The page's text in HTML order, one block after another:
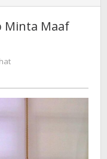
Minta Maaf